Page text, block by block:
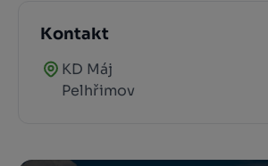
Kontakt
KD Máj
Pelhřimov